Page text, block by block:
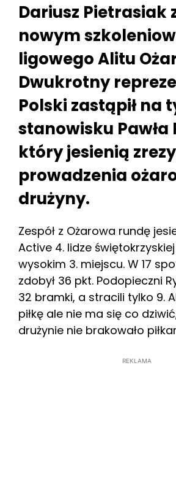
Dariusz Pietrasiak
nowym
ligowego Alitu
Dwukrotny
Polski zastąpił na
stanowisku Pawła
który jesienią
prowadzenia
drużyny.
Zespół z Ożarowa rundę
Active 4. lidze
wysokim 3. miejscu. W 17
zdobył 36 pkt. Podopieczni
32 bramki, a stracili tylko 9.
piłkę ale nie ma się co
drużynie nie brakowało
REKLAMA